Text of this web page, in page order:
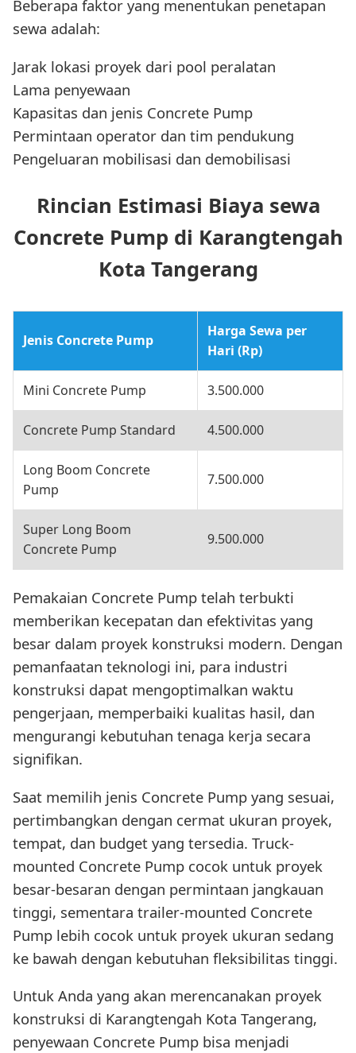
Beberapa faktor yang menentukan penetapan
sewa adalah:
Jarak lokasi proyek dari pool peralatan
Lama penyewaan
Kapasitas dan jenis Concrete Pump
Permintaan operator dan tim pendukung
Pengeluaran mobilisasi dan demobilisasi
Rincian Estimasi Biaya sewa
Concrete Pump di Karangtengah
Kota Tangerang
Jenis Concrete Pump
Harga Sewa per
Hari (Rp)
Mini Concrete Pump 3.500.000
Concrete Pump Standard 4.500.000
Long Boom Concrete
Pump
7.500.000
Super Long Boom
Concrete Pump
9.500.000
Pemakaian Concrete Pump telah terbukti
memberikan kecepatan dan efektivitas yang
besar dalam proyek konstruksi modern. Dengan
pemanfaatan teknologi ini, para industri
konstruksi dapat mengoptimalkan waktu
pengerjaan, memperbaiki kualitas hasil, dan
mengurangi kebutuhan tenaga kerja secara
signifikan.
Saat memilih jenis Concrete Pump yang sesuai,
pertimbangkan dengan cermat ukuran proyek,
tempat, dan budget yang tersedia. Truck-
mounted Concrete Pump cocok untuk proyek
besar-besaran dengan permintaan jangkauan
tinggi, sementara trailer-mounted Concrete
Pump lebih cocok untuk proyek ukuran sedang
ke bawah dengan kebutuhan fleksibilitas tinggi.
Untuk Anda yang akan merencanakan proyek
konstruksi di Karangtengah Kota Tangerang,
penyewaan Concrete Pump bisa menjadi